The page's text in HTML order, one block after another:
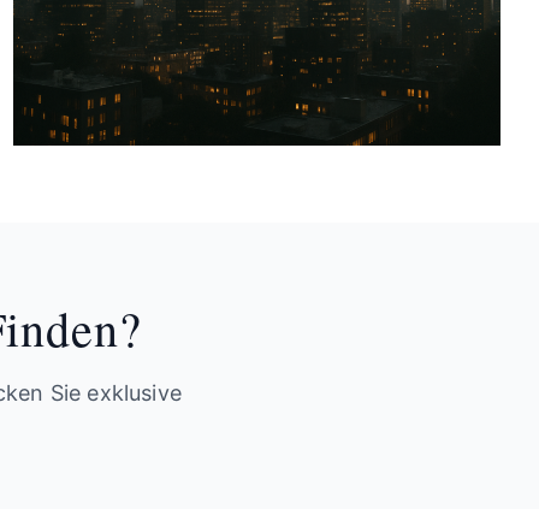
Sie exklusive